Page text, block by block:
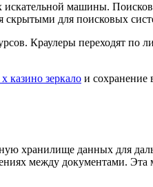
машины.
скрытыми для поисковых
Краулеры переходят по
казино зеркало и сохранение
хранилище данных для
между документами. Эта